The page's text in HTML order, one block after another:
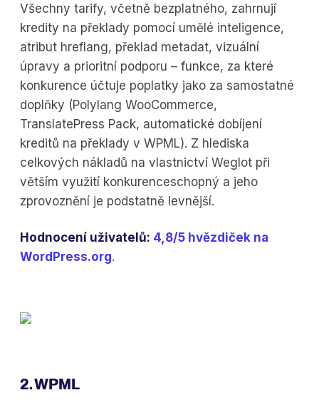
Všechny tarify, včetně bezplatného, zahrnují
kredity na překlady pomocí umělé inteligence,
atribut hreflang, překlad metadat, vizuální
úpravy a prioritní podporu – funkce, za které
konkurence účtuje poplatky jako za samostatné
doplňky (Polylang WooCommerce,
TranslatePress Pack, automatické dobíjení
kreditů na překlady v WPML). Z hlediska
celkových nákladů na vlastnictví Weglot při
větším využití konkurenceschopný a jeho
zprovoznění je podstatně levnější.
Hodnocení uživatelů: 4,8/5 hvězdiček na
WordPress.org.
2. WPML